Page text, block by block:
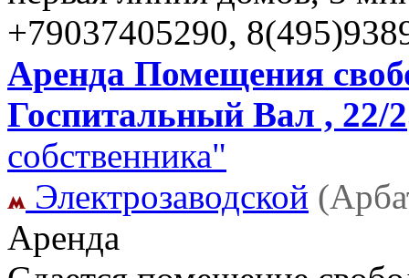
+79037405290,
Аренда Помещения
Госпитальный Вал , 22/2
собственника"
Электрозаводской
Аренда